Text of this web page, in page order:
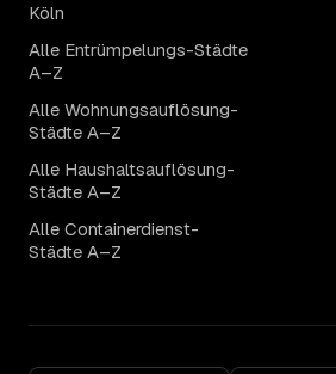
Köln
Alle Entrümpelungs-Städte
A–Z
Alle Wohnungsauflösung-
Städte A–Z
Alle Haushaltsauflösung-
Städte A–Z
Alle Containerdienst-
Städte A–Z